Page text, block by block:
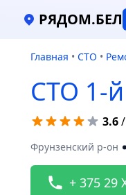
РЯДОМ.БЕЛ
Главная • СТО •
СТО 1-
3.6/
Фрунзенский р-он
+ 375 29